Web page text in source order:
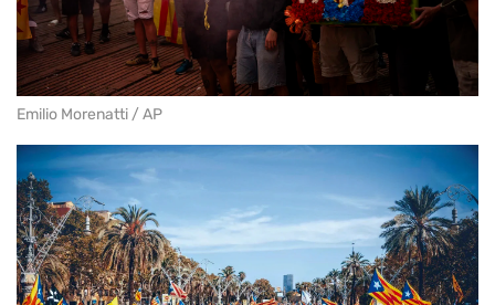
Emilio Morenatti / AP